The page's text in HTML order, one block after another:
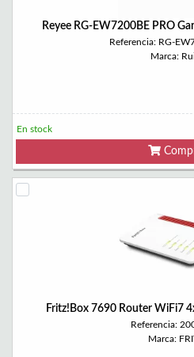
Reyee RG-EW7200BE PRO
Referencia: RG-
Marca:
En stock
Fritz!Box 7690 Router WiFi7
Referencia:
Marca: